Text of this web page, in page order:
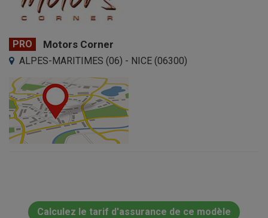
PRO Motors Corner
ALPES-MARITIMES (06) - NICE (06300)
Calculez le tarif d'assurance de ce modèle